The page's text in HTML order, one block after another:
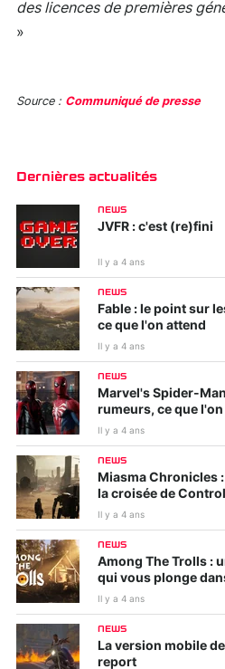
des licences de premières
»
Source : Communiqué de presse
Dernières actualités
NEWS
JVFR : c'est (re)fini
Il y a 4 ans
NEWS
Fable : le point sur
ce que l'on attend
Il y a 4 ans
NEWS
Marvel's Spider-
rumeurs, ce que
Il y a 4 ans
NEWS
Miasma Chronicles
la croisée de
Il y a 4 ans
NEWS
Among The Trolls :
qui vous plonge
Il y a 4 ans
NEWS
La version mobile
report